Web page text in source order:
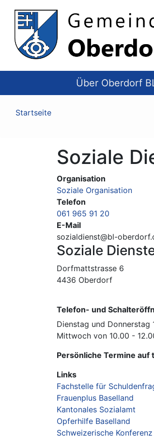
Top
Navigation
Über Oberdorf
Pfadnavigation
Startseite
Soziale
Organisation
Soziale Organisation
Telefon
061 965 91 20
E-Mail
sozialdienst@bl-
Soziale
Dorfmattstrasse 6
4436 Oberdorf
Telefon- und
Dienstag und Donnerstag
Mittwoch von 10.00 -
Persönliche Termine
Links
Fachstelle für
Frauenplus Baselland
Kantonales Sozialamt
Opferhilfe Baselland
Schweizerische